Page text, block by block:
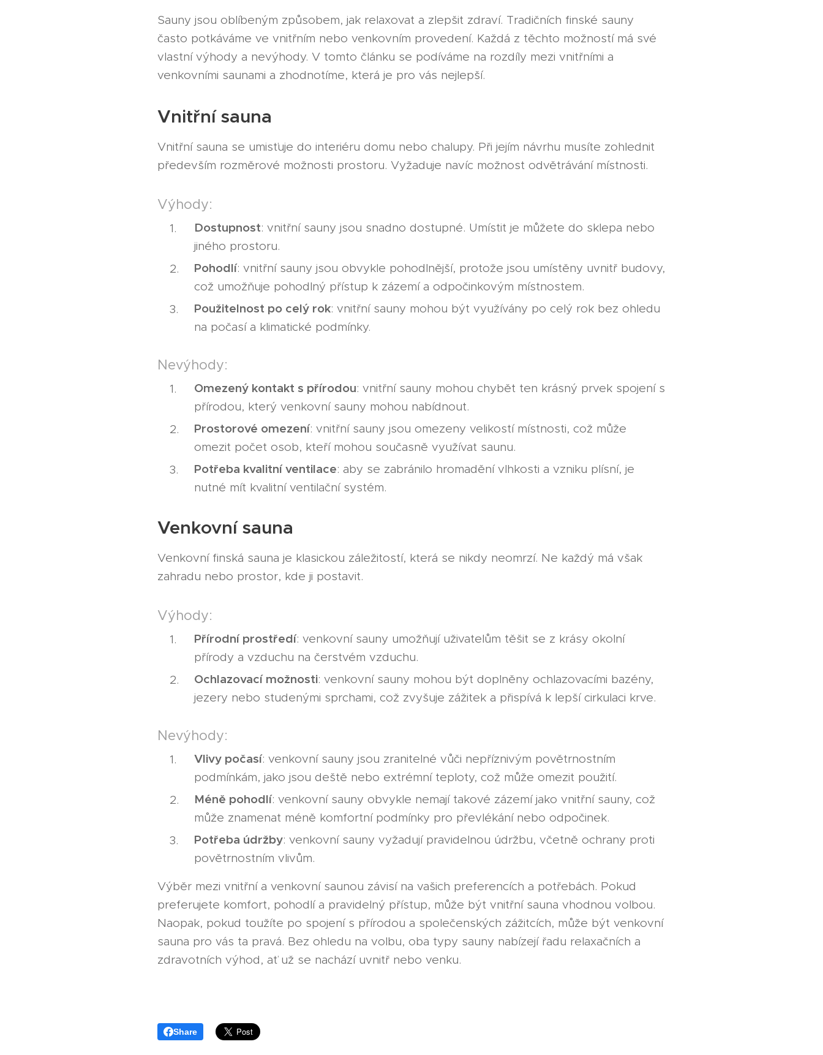
Sauny jsou oblíbeným způsobem, jak relaxovat a zlepšit zdraví. Tradičních finské sauny
často potkáváme ve vnitřním nebo venkovním provedení. Každá z těchto možností má své
vlastní výhody a nevýhody. V tomto článku se podíváme na rozdíly mezi vnitřními a
venkovními saunami a zhodnotíme, která je pro vás nejlepší.
Vnitřní sauna
Vnitřní sauna se umisťuje do interiéru domu nebo chalupy. Při jejím návrhu musíte zohlednit
především rozměrové možnosti prostoru. Vyžaduje navíc možnost odvětrávání místnosti.
Výhody:
Dostupnost: vnitřní sauny jsou snadno dostupné. Umístit je můžete do sklepa nebo
jiného prostoru.
Pohodlí: vnitřní sauny jsou obvykle pohodlnější, protože jsou umístěny uvnitř budovy,
což umožňuje pohodlný přístup k zázemí a odpočinkovým místnostem.
Použitelnost po celý rok: vnitřní sauny mohou být využívány po celý rok bez ohledu
na počasí a klimatické podmínky.
Nevýhody:
Omezený kontakt s přírodou: vnitřní sauny mohou chybět ten krásný prvek spojení s
přírodou, který venkovní sauny mohou nabídnout.
Prostorové omezení: vnitřní sauny jsou omezeny velikostí místnosti, což může
omezit počet osob, kteří mohou současně využívat saunu.
Potřeba kvalitní ventilace: aby se zabránilo hromadění vlhkosti a vzniku plísní, je
nutné mít kvalitní ventilační systém.
Venkovní sauna
Venkovní finská sauna je klasickou záležitostí, která se nikdy neomrzí. Ne každý má však
zahradu nebo prostor, kde ji postavit.
Výhody:
Přírodní prostředí: venkovní sauny umožňují uživatelům těšit se z krásy okolní
přírody a vzduchu na čerstvém vzduchu.
Ochlazovací možnosti: venkovní sauny mohou být doplněny ochlazovacími bazény,
jezery nebo studenými sprchami, což zvyšuje zážitek a přispívá k lepší cirkulaci krve.
Nevýhody:
Vlivy počasí: venkovní sauny jsou zranitelné vůči nepříznivým povětrnostním
podmínkám, jako jsou deště nebo extrémní teploty, což může omezit použití.
Méně pohodlí: venkovní sauny obvykle nemají takové zázemí jako vnitřní sauny, což
může znamenat méně komfortní podmínky pro převlékání nebo odpočinek.
Potřeba údržby: venkovní sauny vyžadují pravidelnou údržbu, včetně ochrany proti
povětrnostním vlivům.
Výběr mezi vnitřní a venkovní saunou závisí na vašich preferencích a potřebách. Pokud
preferujete komfort, pohodlí a pravidelný přístup, může být vnitřní sauna vhodnou volbou.
Naopak, pokud toužíte po spojení s přírodou a společenských zážitcích, může být venkovní
sauna pro vás ta pravá. Bez ohledu na volbu, oba typy sauny nabízejí řadu relaxačních a
zdravotních výhod, ať už se nachází uvnitř nebo venku.
Share